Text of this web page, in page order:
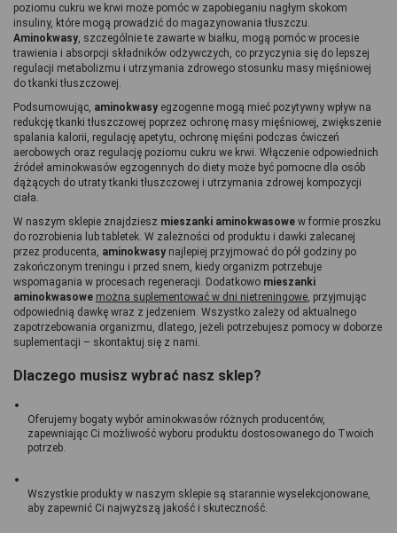
poziomu cukru we krwi może pomóc w zapobieganiu nagłym skokom
insuliny, które mogą prowadzić do magazynowania tłuszczu.
Aminokwasy , szczególnie te zawarte w białku, mogą pomóc w procesie
trawienia i absorpcji składników odżywczych, co przyczynia się do lepszej
regulacji metabolizmu i utrzymania zdrowego stosunku masy mięśniowej
do tkanki tłuszczowej.
Podsumowując, aminokwasy egzogenne mogą mieć pozytywny wpływ na
redukcję tkanki tłuszczowej poprzez ochronę masy mięśniowej, zwiększenie
spalania kalorii, regulację apetytu, ochronę mięśni podczas ćwiczeń
aerobowych oraz regulację poziomu cukru we krwi. Włączenie odpowiednich
źródeł aminokwasów egzogennych do diety może być pomocne dla osób
dążących do utraty tkanki tłuszczowej i utrzymania zdrowej kompozycji
ciała.
W naszym sklepie znajdziesz mieszanki aminokwasowe w formie proszku
do rozrobienia lub tabletek. W zależności od produktu i dawki zalecanej
przez producenta, aminokwasy najlepiej przyjmować do pół godziny po
zakończonym treningu i przed snem, kiedy organizm potrzebuje
wspomagania w procesach regeneracji. Dodatkowo mieszanki
aminokwasowe można suplementować w dni nietreningowe , przyjmując
odpowiednią dawkę wraz z jedzeniem. Wszystko zależy od aktualnego
zapotrzebowania organizmu, dlatego, jeżeli potrzebujesz pomocy w doborze
suplementacji – skontaktuj się z nami.
Dlaczego musisz wybrać nasz sklep?
Oferujemy bogaty wybór aminokwasów różnych producentów,
zapewniając Ci możliwość wyboru produktu dostosowanego do Twoich
potrzeb.
Wszystkie produkty w naszym sklepie są starannie wyselekcjonowane,
aby zapewnić Ci najwyższą jakość i skuteczność.